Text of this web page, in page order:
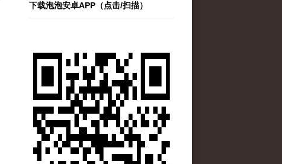
下载泡泡安卓APP（点击/扫描）